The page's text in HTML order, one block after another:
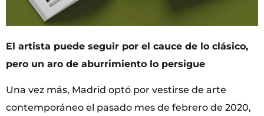
El artista puede seguir por el cauce de lo clásico,
pero un aro de aburrimiento lo persigue
Una vez más, Madrid optó por vestirse de arte
contemporáneo el pasado mes de febrero de 2020,